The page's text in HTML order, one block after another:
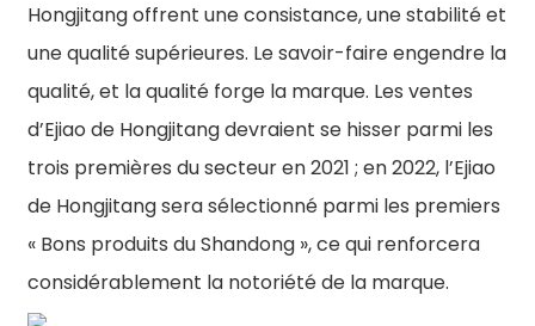
Hongjitang offrent une consistance, une stabilité et
une qualité supérieures. Le savoir-faire engendre la
qualité, et la qualité forge la marque. Les ventes
d’Ejiao de Hongjitang devraient se hisser parmi les
trois premières du secteur en 2021 ; en 2022, l’Ejiao
de Hongjitang sera sélectionné parmi les premiers
« Bons produits du Shandong », ce qui renforcera
considérablement la notoriété de la marque.